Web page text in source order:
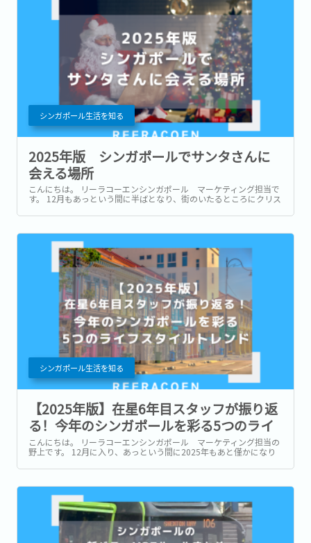
シンガポール生活を知る
2025年版 シンガポールでサンタさんに
会える場所
こんにちは。 リーラコーエンシンガポール マーケティング担当で
す。 12月もあっという間に半ばとなり、街のいたるところにクリス
年を通して温暖なシンガポールですが、ここ最近は連日雨模様が続
シンガポール生活を知る
【2025年版】在星6年目スタッフが振り返
る！今年のシンガポールを彩る5つのライ
フスタイルトレンド
こんにちは。 リーラコーエンシンガポール マーケティング担当の
野上です。 12月に入り、あっという間に2025年もあと僅かになり